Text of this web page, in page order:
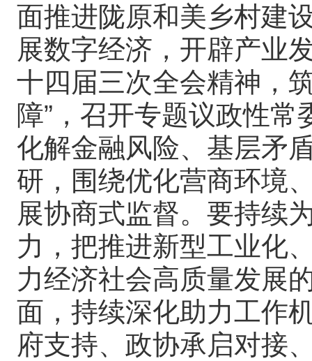
面推进陇原和美乡村建
展数字经济，开辟产业
十四届三次全会精神，
障”，召开专题议政性
化解金融风险、基层矛
研，围绕优化营商环境
展协商式监督。要持续
力，把推进新型工业化
力经济社会高质量发展
面，持续深化助力工作
府支持、政协承启对接